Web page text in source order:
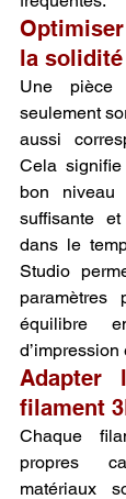
la
Une pièce
seulement
aussi
Cela
bon
suffisante
dans le
Studio
paramètres
équilibre
d’impression
Adapter
filament
Chaque
propres
matériaux